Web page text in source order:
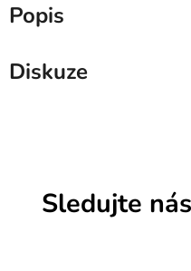
Popis
Diskuze
Sledujte